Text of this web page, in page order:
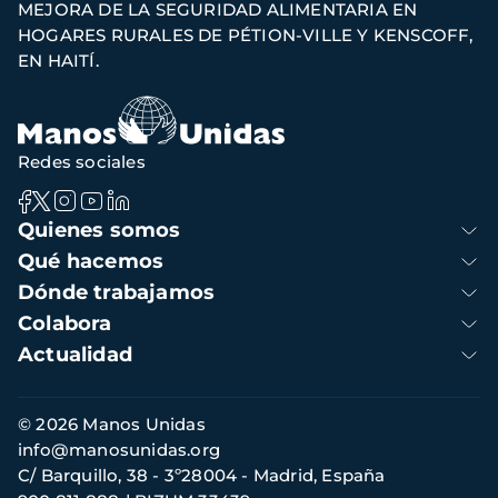
de
navegación
MEJORA DE LA SEGURIDAD ALIMENTARIA EN
HOGARES RURALES DE PÉTION-VILLE Y KENSCOFF,
EN HAITÍ.
Navegación
principal
Quienes somos
Qué hacemos
Dónde trabajamos
Colabora
Actualidad
Redes sociales
Información
de
contacto
© 2026 Manos Unidas
C/ Barquillo, 38 - 3º28004 - Madrid, España
info@manosunidas.org